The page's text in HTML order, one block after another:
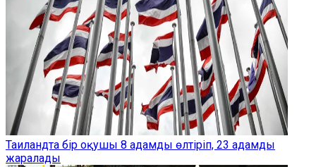
Таиландта бір оқушы 8 адамды өлтіріп, 23 адамды
жаралады